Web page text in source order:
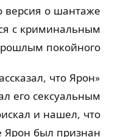
версия о шантаже
с криминальным
покойного.
что Ярон
его сексуальным
и нашел, что
Ярон был признан